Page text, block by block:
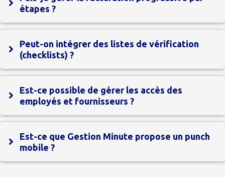
étapes ?
Peut-on intégrer des listes de vérification
(checklists) ?
Est-ce possible de gérer les accès des
employés et fournisseurs ?
Est-ce que Gestion Minute propose un punch
mobile ?